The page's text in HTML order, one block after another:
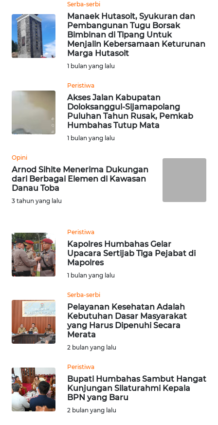
Serba-serbi
Manaek Hutasoit, Syukuran dan
Pembangunan Tugu Borsak
Bimbinan di Tipang Untuk
Menjalin Kebersamaan Keturunan
Marga Hutasoit
1 bulan yang lalu
Peristiwa
Akses Jalan Kabupatan
Doloksanggul-Sijamapolang
Puluhan Tahun Rusak, Pemkab
Humbahas Tutup Mata
1 bulan yang lalu
Opini
Arnod Sihite Menerima Dukungan
dari Berbagai Elemen di Kawasan
Danau Toba
3 tahun yang lalu
Peristiwa
Kapolres Humbahas Gelar
Upacara Sertijab Tiga Pejabat di
Mapolres
1 bulan yang lalu
Serba-serbi
Pelayanan Kesehatan Adalah
Kebutuhan Dasar Masyarakat
yang Harus Dipenuhi Secara
Merata
2 bulan yang lalu
Peristiwa
Bupati Humbahas Sambut Hangat
Kunjungan Silaturahmi Kepala
BPN yang Baru
2 bulan yang lalu
SUMEDANG
WN
CIANJUR
KEPULAUAN
TANGERANG
WN
BINJAI
WN
WN
INDRAMAYU
WN
WN
MAJALENGKA
WN
WN
SUKABUMI
WN